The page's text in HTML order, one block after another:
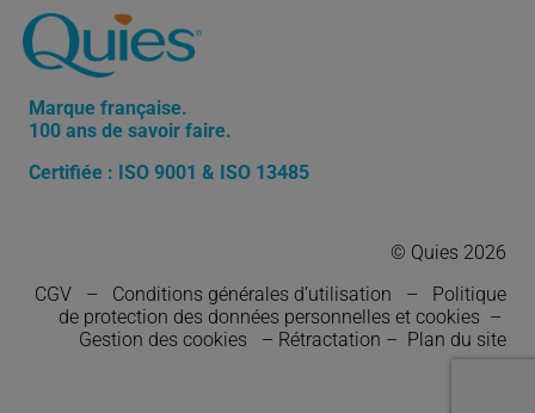
Marque française.
100 ans de savoir faire.
Certifiée : ISO 9001 & ISO 13485
© Quies 2026
CGV – Conditions générales d’utilisation – Politique
de protection des données personnelles et cookies –
Gestion des cookies – Rétractation – Plan du site